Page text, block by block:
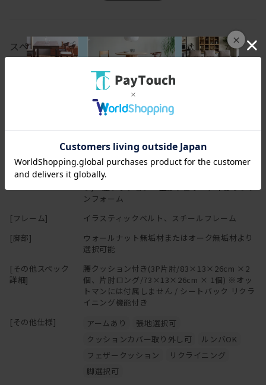
×
隣に誰かが座っていても、
「あぁ、眠たいな、眠気が襲ってきた、10分だけでいいから寝たい
そんなときでも気兼ねなくシートを倒すことができるんですね。
さらに座っている姿勢をサポートしてくれる、
はあぁっ。これで日曜日にゆっくり映画でも見たいわぁ～。
スペック
194cm
116cm
72cm
[脚の高さ]
12cm
[本体]
背クッション：スモールフェザー(ウレタン芯入
り) 座クッション：上部フェザー、下部ウレタ
ンフォーム
[フレーム]
イラスティックベルト、スチールフレーム
[脚部]
ウォールナット無垢材またはオーク無垢材より
選択可能
[その他スペック
詳細]
腰クッション付き(3P片肘/83×13×26cm ×2
個、片肘ロング/73×13×26cm × 1個) ※オッ
トマンには付属しません / シートバック リクラ
イニング機能付き
[その他仕様]
アームあり
張地選択可
クッションカバー取り外し可
ルンバOK
フェザークッション
リクライニング
脚選択可